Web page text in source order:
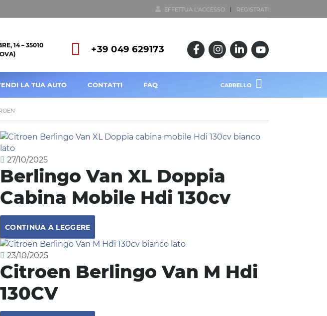
EFFETTUA L'ACCESSO REGISTRATI
+39 049 629173
14 – 35010
CARRELLO
LA TUA AUTO CONTATTI FAQ
27/10/2025
Berlingo Van XL Doppia
Cabina Mobile Hdi 130cv
CONTINUA A LEGGERE
23/10/2025
Citroen Berlingo Van M Hdi
130CV